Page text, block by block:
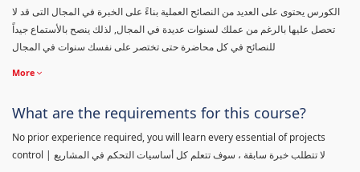
الكورس يحتوى على العديد من النصائح العملية بناءً على الخبرة في المجال التى قد لا
تحصل عليها بالرغم من عملك لسنوات عديدة في المجال, لذلك ينصح بالأستماع جيداً
للنصائح في كل محاضرة حتى تختصر على نفسك سنوات في المجال
More
What are the requirements for this course?
No prior experience required, you will learn every essential of projects
control | لا تتطلب خبرة سابقة ، سوف تتعلم كل أساسيات التحكم في المشاريع